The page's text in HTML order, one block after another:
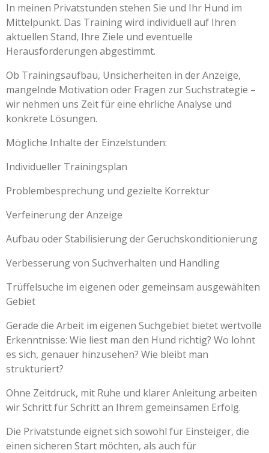
In meinen Privatstunden stehen Sie und Ihr Hund im
Mittelpunkt. Das Training wird individuell auf Ihren
aktuellen Stand, Ihre Ziele und eventuelle
Herausforderungen abgestimmt.
Ob Trainingsaufbau, Unsicherheiten in der Anzeige,
mangelnde Motivation oder Fragen zur Suchstrategie –
wir nehmen uns Zeit für eine ehrliche Analyse und
konkrete Lösungen.
Mögliche Inhalte der Einzelstunden:
Individueller Trainingsplan
Problembesprechung und gezielte Korrektur
Verfeinerung der Anzeige
Aufbau oder Stabilisierung der Geruchskonditionierung
Verbesserung von Suchverhalten und Handling
Trüffelsuche im eigenen oder gemeinsam ausgewählten
Gebiet
Gerade die Arbeit im eigenen Suchgebiet bietet wertvolle
Erkenntnisse: Wie liest man den Hund richtig? Wo lohnt
es sich, genauer hinzusehen? Wie bleibt man
strukturiert?
Ohne Zeitdruck, mit Ruhe und klarer Anleitung arbeiten
wir Schritt für Schritt an Ihrem gemeinsamen Erfolg.
Die Privatstunde eignet sich sowohl für Einsteiger, die
einen sicheren Start möchten, als auch für